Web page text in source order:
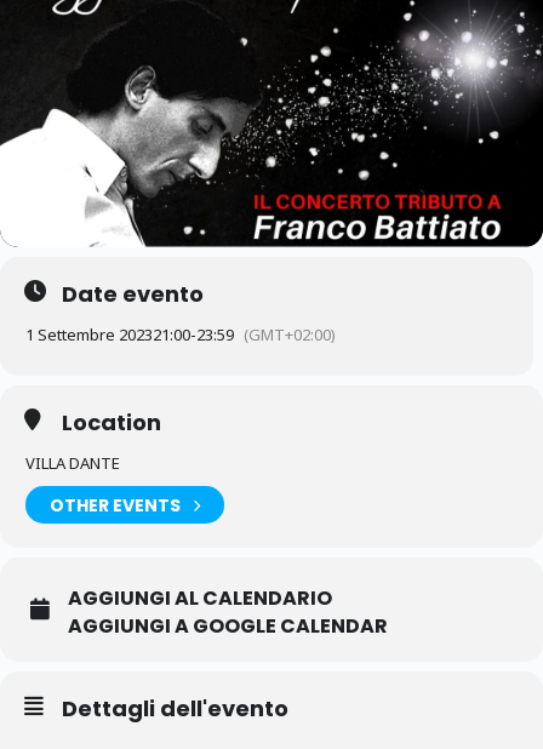
Date evento
1 Settembre 202321:00-23:59 (GMT+02:00)
Location
VILLA DANTE
OTHER EVENTS
AGGIUNGI AL CALENDARIO
AGGIUNGI A GOOGLE CALENDAR
Dettagli dell'evento